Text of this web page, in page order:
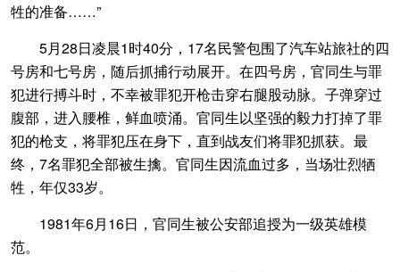
牲的准备……”
5月28日凌晨1时40分，17名民警包围了汽车站旅社的四
号房和七号房，随后抓捕行动展开。在四号房，官同生与罪
犯进行搏斗时，不幸被罪犯开枪击穿右腿股动脉。子弹穿过
腹部，进入腰椎，鲜血喷涌。官同生以坚强的毅力打掉了罪
犯的枪支，将罪犯压在身下，直到战友们将罪犯抓获。最
终，7名罪犯全部被生擒。官同生因流血过多，当场壮烈牺
牲，年仅33岁。
1981年6月16日，官同生被公安部追授为一级英雄模
范。